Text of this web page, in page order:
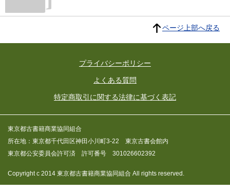
ページ上部へ戻る
プライバシーポリシー
よくある質問
特定商取引に関する法律に基づく表記
東京都古書籍商業協同組合
所在地：東京都千代田区神田小川町3-22 東京古書会館内
東京都公安委員会許可済 許可番号 301026602392
Copyright c 2014 東京都古書籍商業協同組合 All rights reserved.